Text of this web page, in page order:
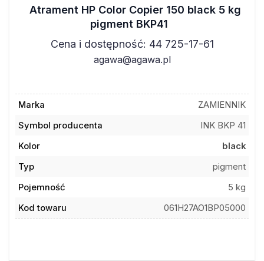
Atrament HP Color Copier 150 black 5 kg
pigment BKP41
Cena i dostępność: 44 725-17-61
agawa@agawa.pl
Marka
ZAMIENNIK
Symbol producenta
INK BKP 41
Kolor
black
Typ
pigment
Pojemność
5 kg
Kod towaru
061H27AO1BP05000